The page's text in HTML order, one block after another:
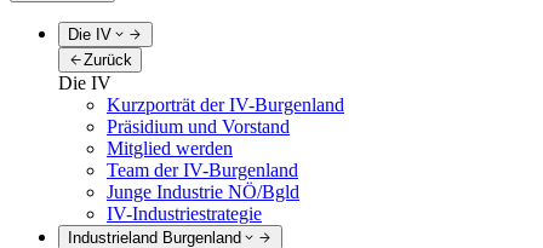
Die IV
Zurück
Die IV
Kurzporträt der IV-Burgenland
Präsidium und Vorstand
Mitglied werden
Team der IV-Burgenland
Junge Industrie NÖ/Bgld
IV-Industriestrategie
Industrieland Burgenland